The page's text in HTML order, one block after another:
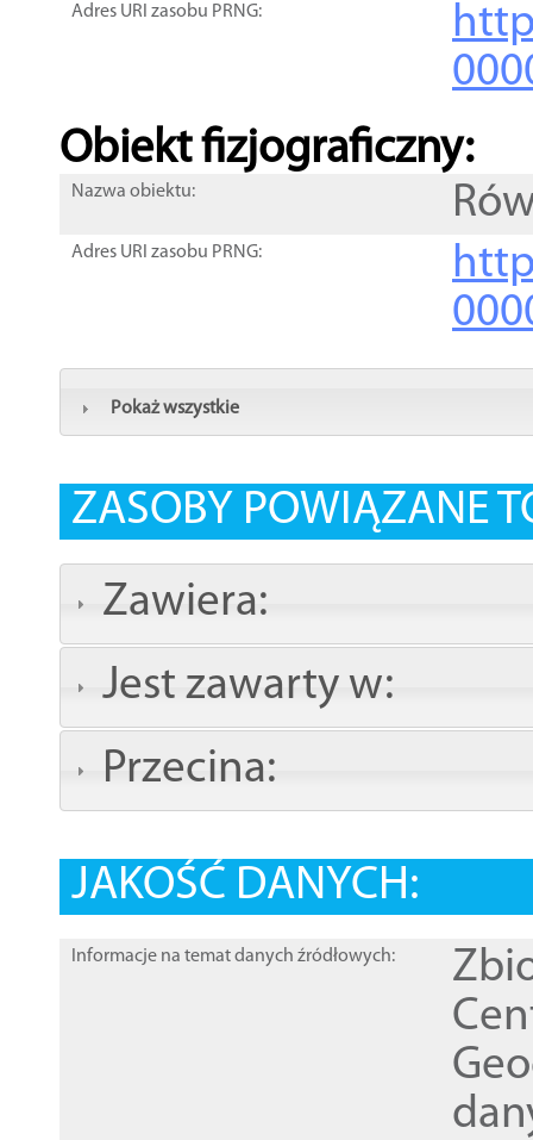
Adres URI zasobu PRNG:
Obiekt fizjograficzny:
Nazwa obiektu:
Adres URI zasobu PRNG:
Pokaż wszystkie
ZASOBY POWIĄZANE
Zawiera:
Jest zawarty w:
Przecina:
JAKOŚĆ DANYCH:
Informacje na temat danych źródłowych: